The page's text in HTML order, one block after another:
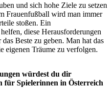
und sich hohe Ziele zu setzen
Frauenfußball wird man immer
stoßen. Ein
diese Herausforderungen
Beste zu geben. Man hat das
eigenen Träume zu verfolgen.
würdest du dir
für Spielerinnen in Österreich